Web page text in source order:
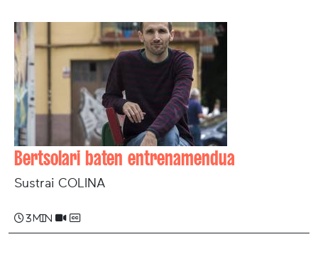
Bertsolari baten entrenamendua
Sustrai COLINA
3 min